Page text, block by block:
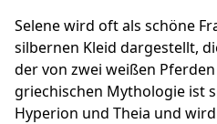
Selene wird oft als schöne
silbernen Kleid dargestellt,
der von zwei weißen
griechischen Mythologie ist
Hyperion und Theia und